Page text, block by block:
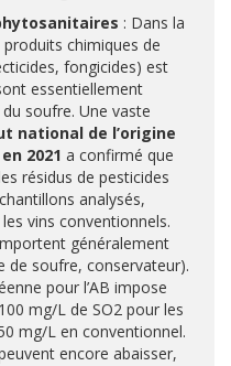
: Dans la
chimiques de
fongicides) est
essentiellement
soufre. Une vaste
national de l’origine
2021 a confirmé que
résidus de pesticides
analysés,
vins conventionnels.
généralement
de soufre, conservateur).
pour l’AB impose
mg/L de SO2 pour les
mg/L en conventionnel.
encore abaisser,